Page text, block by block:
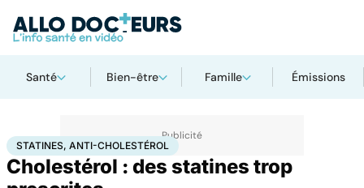
Santé Bien-être Famille Émissions
AccueilSantéStatines, anti-cholestérol
STATINES, ANTI-CHOLESTÉROL
Cholestérol : des statines trop